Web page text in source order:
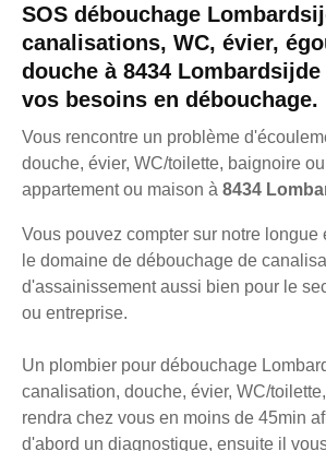
SOS débouchage
canalisations, WC, évier,
douche à 8434
vos besoins en débouchage.
Vous rencontre un problème
douche, évier, WC/toilette, baignoire
appartement ou maison à 8434
Vous pouvez compter sur notre longue
le domaine de débouchage de
d'assainissement aussi bien pour le
ou entreprise.
Un plombier pour débouchage
canalisation, douche, évier, WC/
rendra chez vous en moins de 45min
d'abord un diagnostique, ensuite il